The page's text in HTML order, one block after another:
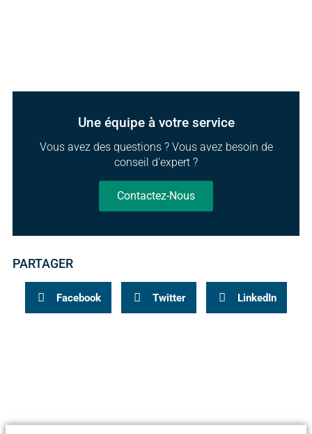
Une équipe à votre service
Vous avez des questions ? Vous avez besoin de
conseil d'expert ?
Contactez-Nous
PARTAGER
Facebook Twitter LinkedIn